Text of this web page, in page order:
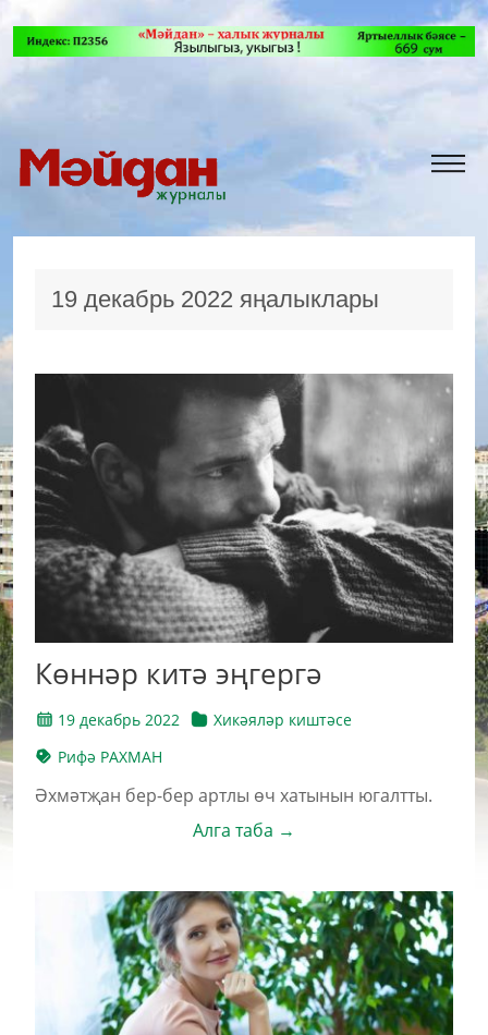
19 декабрь 2022 яңалыклары
Көннәр китә эңгергә
19 декабрь 2022
Хикәяләр киштәсе
Рифә РАХМАН
Әхмәтҗан бер-бер артлы өч хатынын югалтты.
Алга таба →